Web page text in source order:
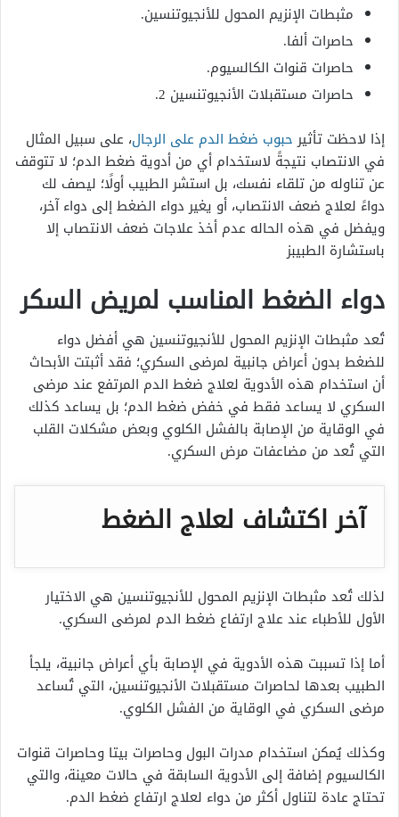
مثبطات الإنزيم المحول للأنجيوتنسين.
حاصرات ألفا.
حاصرات قنوات الكالسيوم.
حاصرات مستقبلات الأنجيوتنسين 2.
إذا لاحظت تأثير حبوب ضغط الدم على الرجال، على سبيل المثال
في الانتصاب نتيجةً لاستخدام أي من أدوية ضغط الدم؛ لا تتوقف
عن تناوله من تلقاء نفسك، بل استشر الطبيب أولًا؛ ليصف لك
دواءً لعلاج ضعف الانتصاب، أو يغير دواء الضغط إلى دواء آخر،
ويفضل في هذه الحاله عدم أخذ علاجات ضعف الانتصاب إلا
باستشارة الطبيبز
دواء الضغط المناسب لمريض السكر
تُعد مثبطات الإنزيم المحول للأنجيوتنسين هي أفضل دواء
للضغط بدون أعراض جانبية لمرضى السكري؛ فقد أثبتت الأبحاث
أن استخدام هذه الأدوية لعلاج ضغط الدم المرتفع عند مرضى
السكري لا يساعد فقط في خفض ضغط الدم؛ بل يساعد كذلك
في الوقاية من الإصابة بالفشل الكلوي وبعض مشكلات القلب
التي تُعد من مضاعفات مرض السكري.
آخر اكتشاف لعلاج الضغط
لذلك تُعد مثبطات الإنزيم المحول للأنجيوتنسين هي الاختيار
الأول للأطباء عند علاج ارتفاع ضغط الدم لمرضى السكري.
أما إذا تسببت هذه الأدوية في الإصابة بأي أعراض جانبية، يلجأ
الطبيب بعدها لحاصرات مستقبلات الأنجيوتنسين، التي تُساعد
مرضى السكري في الوقاية من الفشل الكلوي.
وكذلك يُمكن استخدام مدرات البول وحاصرات بيتا وحاصرات قنوات
الكالسيوم إضافة إلى الأدوية السابقة في حالات معينة، والتي
تحتاج عادة لتناول أكثر من دواء لعلاج ارتفاع ضغط الدم.